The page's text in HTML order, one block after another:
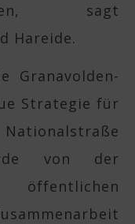
sagt
Hareide.
Granavolden-
Strategie für
von der